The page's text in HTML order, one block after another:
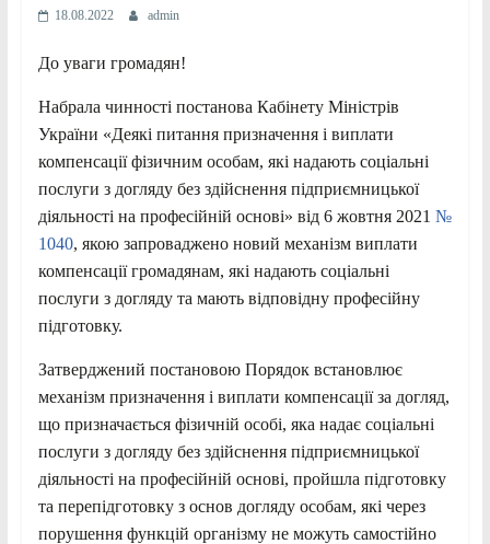
18.08.2022 admin
До уваги громадян!
Набрала чинності постанова Кабінету Міністрів
України «Деякі питання призначення і виплати
компенсації фізичним особам, які надають соціальні
послуги з догляду без здійснення підприємницької
діяльності на професійній основі» від 6 жовтня 2021 №
1040, якою запроваджено новий механізм виплати
компенсації громадянам, які надають соціальні
послуги з догляду та мають відповідну професійну
підготовку.
Затверджений постановою Порядок встановлює
механізм призначення і виплати компенсації за догляд,
що призначається фізичній особі, яка надає соціальні
послуги з догляду без здійснення підприємницької
діяльності на професійній основі, пройшла підготовку
та перепідготовку з основ догляду особам, які через
порушення функцій організму не можуть самостійно